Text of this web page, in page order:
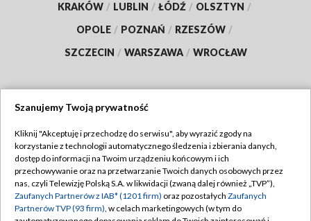
KRAKÓW / LUBLIN / ŁÓDŹ / OLSZTYN /
OPOLE / POZNAŃ / RZESZÓW /
SZCZECIN / WARSZAWA / WROCŁAW
TVP
Abonament TVP
Emisja w TVP
Centrum informacji TVP
Regulamin TVP
Polityka prywatności
Szanujemy Twoją prywatność
Kliknij "Akceptuję i przechodzę do serwisu", aby wyrazić zgody na
korzystanie z technologii automatycznego śledzenia i zbierania danych,
dostęp do informacji na Twoim urządzeniu końcowym i ich
przechowywanie oraz na przetwarzanie Twoich danych osobowych przez
nas, czyli Telewizję Polską S.A. w likwidacji (zwaną dalej również „TVP”),
Zaufanych Partnerów z IAB* (1201 firm) oraz pozostałych Zaufanych
Partnerów TVP (93 firm), w celach marketingowych (w tym do